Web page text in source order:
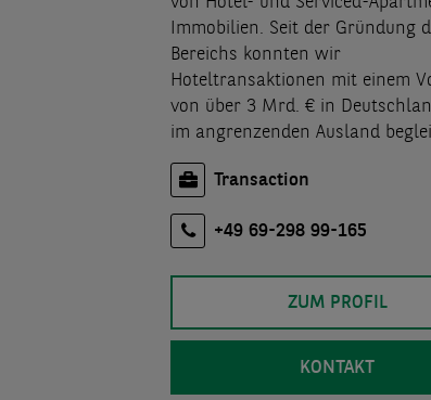
Immobilien. Seit der Gründung
Bereichs konnten wir
Hoteltransaktionen mit einem
von über 3 Mrd. € in
im angrenzenden Ausland
Transaction
+49 69-298 99-165
ZUM PROFIL
KONTAKT